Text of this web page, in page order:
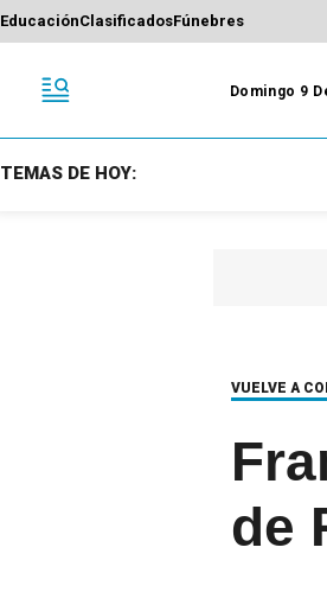
EducaciónClasificadosFúnebres
Domingo 9
TEMAS DE HOY:
VUELVE A
de